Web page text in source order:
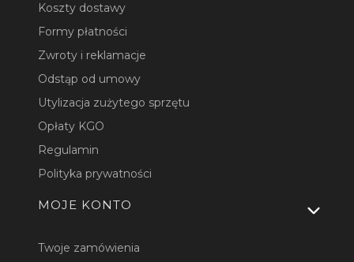
Koszty dostawy
Formy płatności
Zwroty i reklamacje
Odstąp od umowy
Utylizacja zużytego sprzętu
Opłaty KGO
Regulamin
Polityka prywatności
MOJE KONTO
Twoje zamówienia